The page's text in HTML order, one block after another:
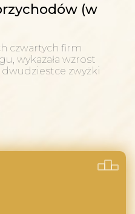
(w
czwartych firm
wykazała wzrost
zwyżki